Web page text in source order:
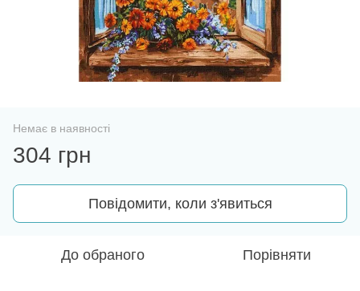
Немає в наявності
304 грн
Повідомити, коли з'явиться
До обраного Порівняти